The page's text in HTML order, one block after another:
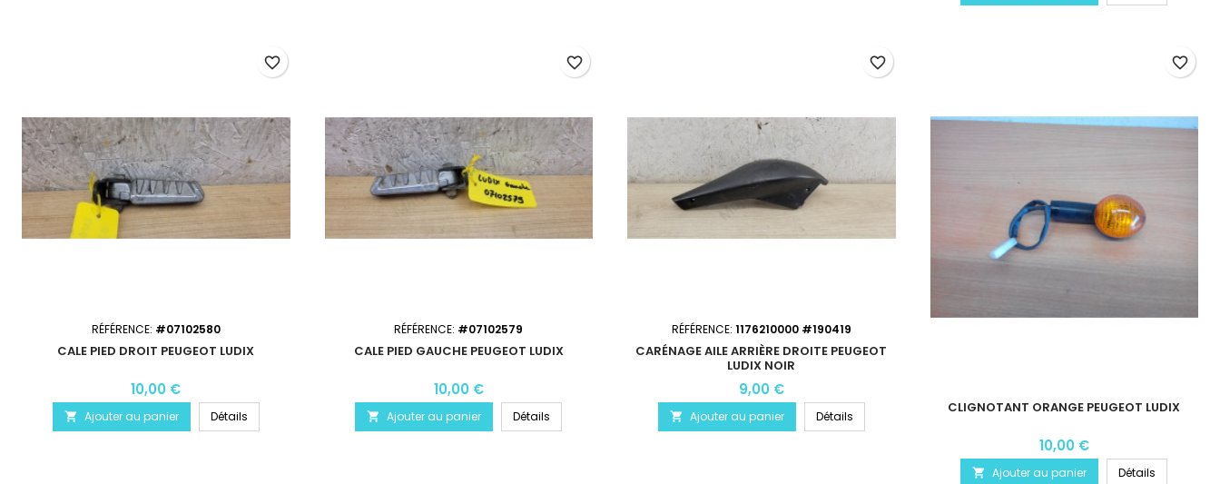
RÉFÉRENCE: #07102580
CALE PIED DROIT PEUGEOT LUDIX
10,00 €
 Ajouter au panier Détails
favorite_border
RÉFÉRENCE: #07102579
CALE PIED GAUCHE PEUGEOT LUDIX
10,00 €
 Ajouter au panier Détails
favorite_border
RÉFÉRENCE: 1176210000 #190419
CARÉNAGE AILE ARRIÈRE DROITE PEUGEOT
LUDIX NOIR
9,00 €
 Ajouter au panier Détails
favorite_border
CLIGNOTANT ORANGE PEUGEOT LUDIX
10,00 €
 Ajouter au panier Détails
favorite_border